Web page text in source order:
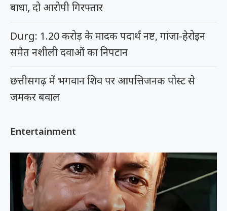
बाधा, दो आरोपी गिरफ्तार
Durg: 1.20 करोड़ के मादक पदार्थ नष्ट, गांजा-हेरोइन
समेत नशीली दवाओं का निपटान
छत्तीसगढ़ में भगवान शिव पर आपत्तिजनक पोस्ट से
जमकर बवाल
Entertainment